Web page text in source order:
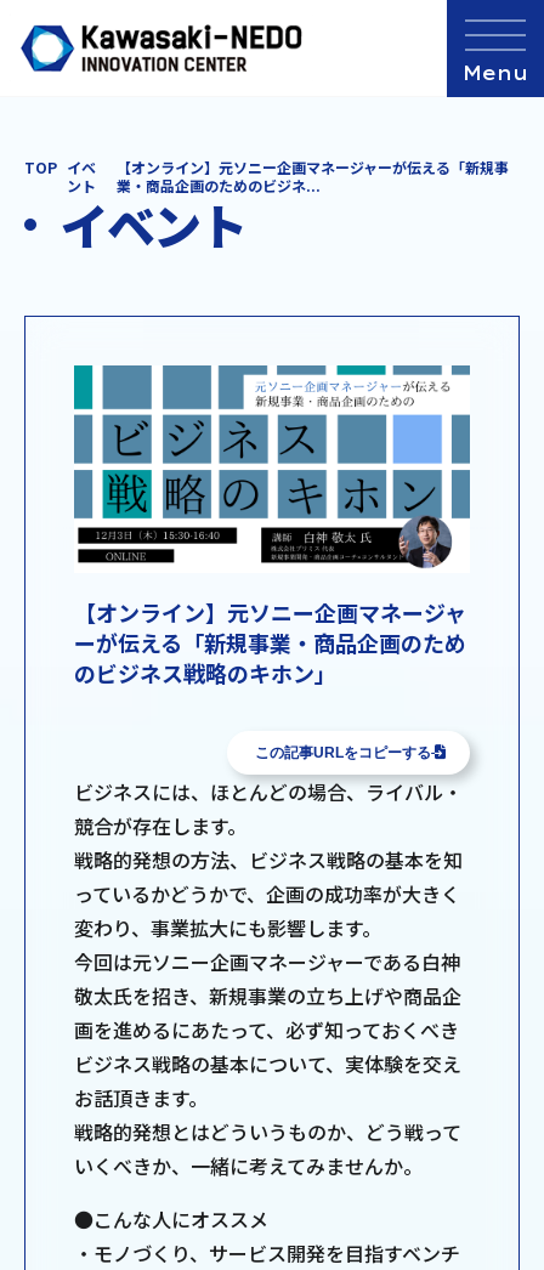
TOP イベ
ント
【オンライン】元ソニー企画マネージャーが伝える「新規事
業・商品企画のためのビジネ...
イベント
【オンライン】元ソニー企画マネージャ
ーが伝える「新規事業・商品企画のため
のビジネス戦略のキホン」
この記事URLをコピーする
ビジネスには、ほとんどの場合、ライバル・
競合が存在します。
戦略的発想の方法、ビジネス戦略の基本を知
っているかどうかで、企画の成功率が大きく
変わり、事業拡大にも影響します。
今回は元ソニー企画マネージャーである白神
敬太氏を招き、新規事業の立ち上げや商品企
画を進めるにあたって、必ず知っておくべき
ビジネス戦略の基本について、実体験を交え
お話頂きます。
戦略的発想とはどういうものか、どう戦って
いくべきか、一緒に考えてみませんか。
●こんな人にオススメ
・モノづくり、サービス開発を目指すベンチ